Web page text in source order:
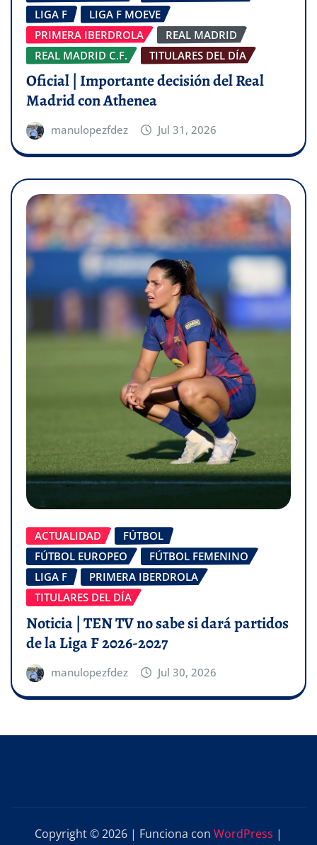
LIGA F
LIGA F MOEVE
PRIMERA IBERDROLA
REAL MADRID
REAL MADRID C.F.
TITULARES DEL DÍA
Oficial | Importante decisión del Real
Madrid con Athenea
manulopezfdez Jul 31, 2026
ACTUALIDAD
FÚTBOL
FÚTBOL EUROPEO
FÚTBOL FEMENINO
LIGA F
PRIMERA IBERDROLA
TITULARES DEL DÍA
Noticia | TEN TV no sabe si dará partidos
de la Liga F 2026-2027
manulopezfdez Jul 30, 2026
Copyright © 2026 | Funciona con WordPress |